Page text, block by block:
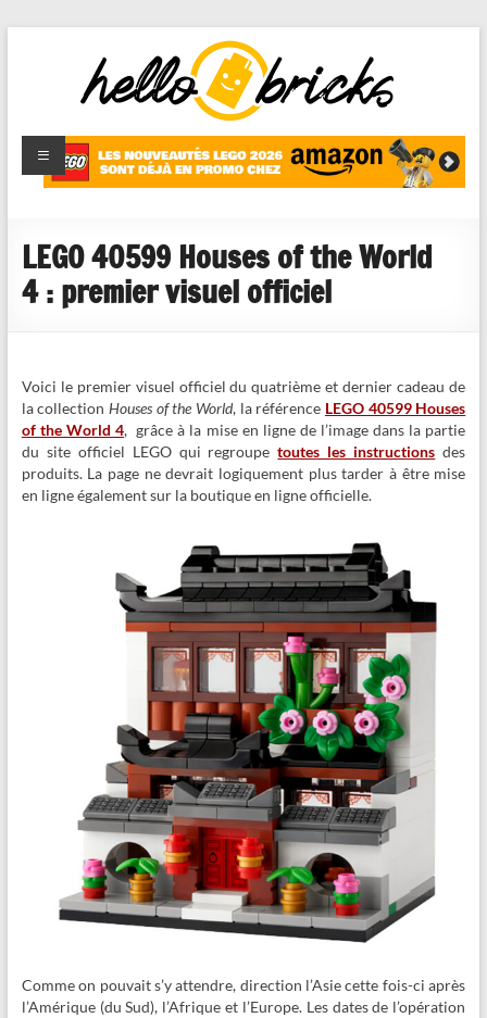
HelloBricks
Blog LEGO,
nouveaut�s
reviews
LEGO 40599 Houses of the World
4 : premier visuel officiel
Voici le premier visuel officiel du quatrième et dernier cadeau de
la collectionHouses of the World, la référence LEGO 40599 Houses
of the World 4, grâce à la mise en ligne de l’image dans la partie
du site officiel LEGO qui regroupetoutes les instructions des
produits. La page ne devrait logiquement plus tarder à être mise
en ligne également sur la boutique en ligne officielle.
Comme on pouvait s’y attendre, direction l’Asie cette fois-ci après
l’Amérique (du Sud), l’Afrique et l’Europe. Les dates de l’opération